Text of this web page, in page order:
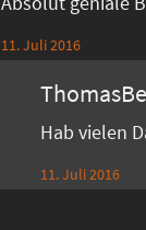
11. Juli 2016
Hab vielen
11. Juli 2016